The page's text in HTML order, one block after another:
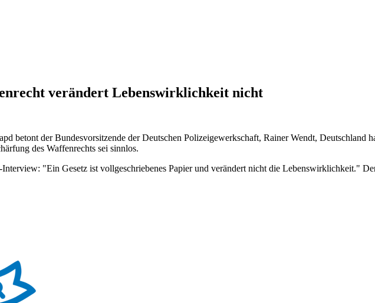
verändert Lebenswirklichkeit nicht
betont der Bundesvorsitzende der Deutschen Polizeigewerkschaft, Rainer Wendt, Deutschland
des Waffenrechts sei sinnlos.
"Ein Gesetz ist vollgeschriebenes Papier und verändert nicht die Lebenswirklichkeit."